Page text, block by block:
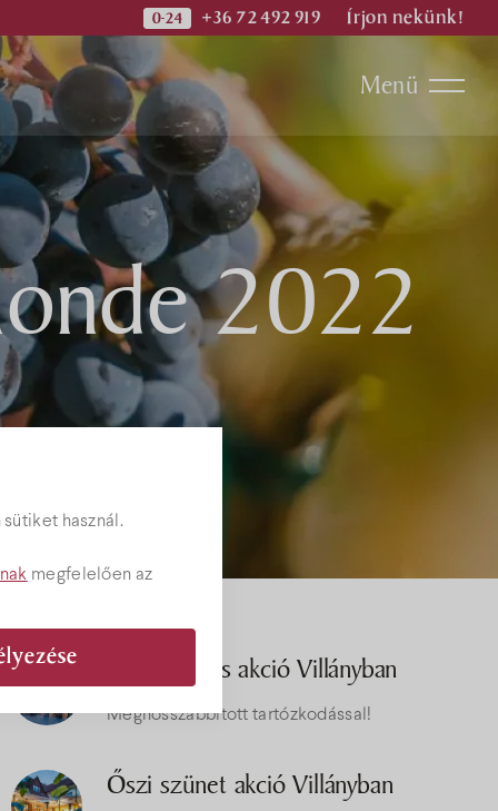
használ.
megfelelően az
+36 72 492 919 Írjon nekünk!
Menü
2022
Egy éjszakás akció Villányban
Meghosszabbított tartózkodással!
Őszi szünet akció Villányban